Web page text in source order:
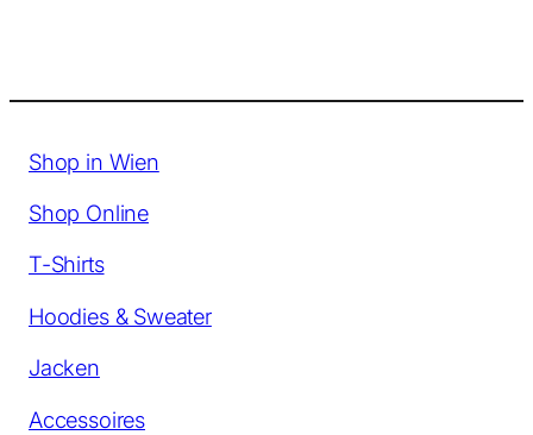
Shop in Wien
Shop Online
T-Shirts
Hoodies & Sweater
Jacken
Accessoires